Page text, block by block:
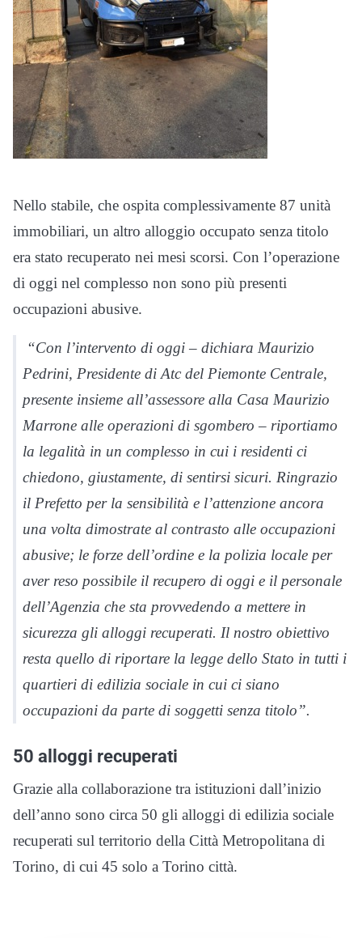
Nello stabile, che ospita complessivamente 87 unità
immobiliari, un altro alloggio occupato senza titolo
era stato recuperato nei mesi scorsi. Con l’operazione
di oggi nel complesso non sono più presenti
occupazioni abusive.
“Con l’intervento di oggi – dichiara Maurizio
Pedrini, Presidente di Atc del Piemonte Centrale,
presente insieme all’assessore alla Casa Maurizio
Marrone alle operazioni di sgombero – riportiamo
la legalità in un complesso in cui i residenti ci
chiedono, giustamente, di sentirsi sicuri. Ringrazio
il Prefetto per la sensibilità e l’attenzione ancora
una volta dimostrate al contrasto alle occupazioni
abusive; le forze dell’ordine e la polizia locale per
aver reso possibile il recupero di oggi e il personale
dell’Agenzia che sta provvedendo a mettere in
sicurezza gli alloggi recuperati. Il nostro obiettivo
resta quello di riportare la legge dello Stato in tutti i
quartieri di edilizia sociale in cui ci siano
occupazioni da parte di soggetti senza titolo”.
50 alloggi recuperati
Grazie alla collaborazione tra istituzioni dall’inizio
dell’anno sono circa 50 gli alloggi di edilizia sociale
recuperati sul territorio della Città Metropolitana di
Torino, di cui 45 solo a Torino città.